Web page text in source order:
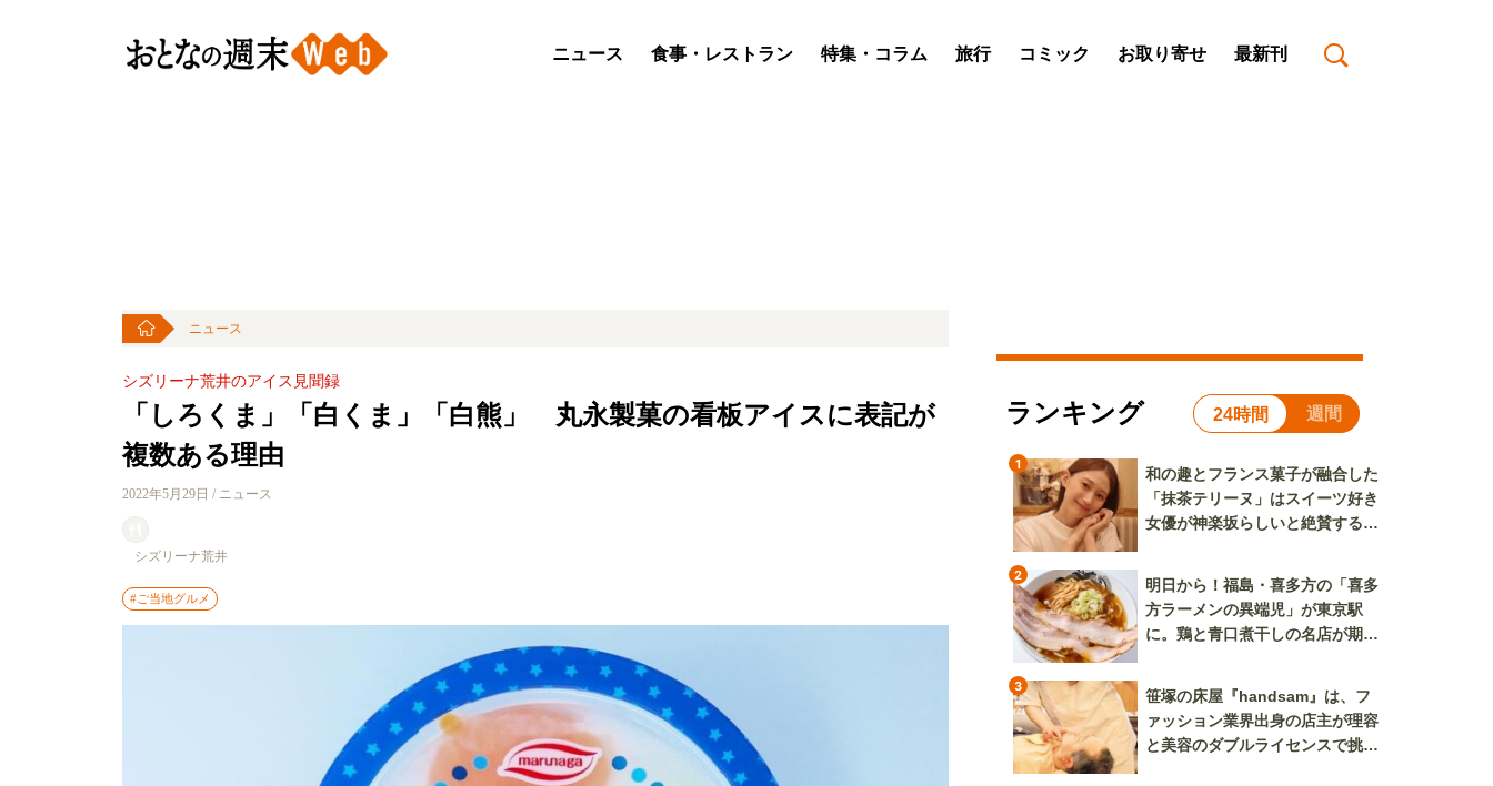
ニュース 食事・レストラン 特集・コラム 旅行 コミック お取り寄せ 最新刊
ニュース
シズリーナ荒井のアイス見聞録
「しろくま」「白くま」「白熊」 丸永製菓の看板アイスに表記が
複数ある理由
2022年5月29日 / ニュース
シズリーナ荒井
#ご当地グルメ
ランキング 24時間 週間
1
和の趣とフランス菓子が融合した
「抹茶テリーヌ」はスイーツ好き
女優が神楽坂らしいと絶賛する逸
2
明日から！福島・喜多方の「喜多
方ラーメンの異端児」が東京駅
に。鶏と青口煮干しの名店が期間
3
笹塚の床屋『handsam』は、フ
ァッション業界出身の店主が理容
と美容のダブルライセンスで挑む